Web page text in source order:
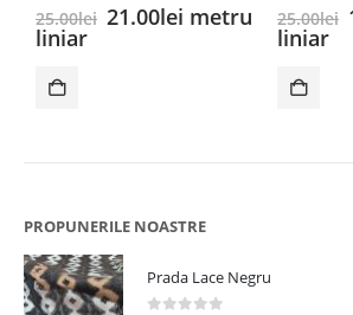
25.00lei Prețul
21.00lei Prețul
metru
liniar
25.00lei
liniar
PROPUNERILE NOASTRE
Prada Lace Negru